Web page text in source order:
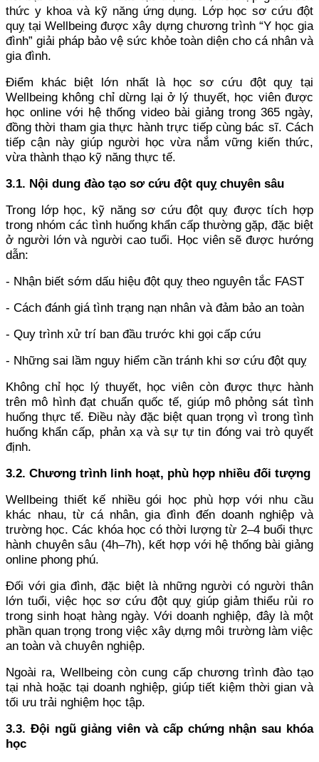
thức y khoa và kỹ năng ứng dụng. Lớp học sơ cứu đột
quỵ tại Wellbeing được xây dựng chương trình “Y học gia
đình” giải pháp bảo vệ sức khỏe toàn diện cho cá nhân và
gia đình.
Điểm khác biệt lớn nhất là học sơ cứu đột quỵ tại
Wellbeing không chỉ dừng lại ở lý thuyết, học viên được
học online với hệ thống video bài giảng trong 365 ngày,
đồng thời tham gia thực hành trực tiếp cùng bác sĩ. Cách
tiếp cận này giúp người học vừa nắm vững kiến thức,
vừa thành thạo kỹ năng thực tế.
3.1. Nội dung đào tạo sơ cứu đột quỵ chuyên sâu
Trong lớp học, kỹ năng sơ cứu đột quỵ được tích hợp
trong nhóm các tình huống khẩn cấp thường gặp, đặc biệt
ở người lớn và người cao tuổi. Học viên sẽ được hướng
dẫn:
- Nhận biết sớm dấu hiệu đột quỵ theo nguyên tắc FAST
- Cách đánh giá tình trạng nạn nhân và đảm bảo an toàn
- Quy trình xử trí ban đầu trước khi gọi cấp cứu
- Những sai lầm nguy hiểm cần tránh khi sơ cứu đột quỵ
Không chỉ học lý thuyết, học viên còn được thực hành
trên mô hình đạt chuẩn quốc tế, giúp mô phỏng sát tình
huống thực tế. Điều này đặc biệt quan trọng vì trong tình
huống khẩn cấp, phản xạ và sự tự tin đóng vai trò quyết
định.
3.2. Chương trình linh hoạt, phù hợp nhiều đối tượng
Wellbeing thiết kế nhiều gói học phù hợp với nhu cầu
khác nhau, từ cá nhân, gia đình đến doanh nghiệp và
trường học. Các khóa học có thời lượng từ 2–4 buổi thực
hành chuyên sâu (4h–7h), kết hợp với hệ thống bài giảng
online phong phú.
Đối với gia đình, đặc biệt là những người có người thân
lớn tuổi, việc học sơ cứu đột quỵ giúp giảm thiểu rủi ro
trong sinh hoạt hàng ngày. Với doanh nghiệp, đây là một
phần quan trọng trong việc xây dựng môi trường làm việc
an toàn và chuyên nghiệp.
Ngoài ra, Wellbeing còn cung cấp chương trình đào tạo
tại nhà hoặc tại doanh nghiệp, giúp tiết kiệm thời gian và
tối ưu trải nghiệm học tập.
3.3. Đội ngũ giảng viên và cấp chứng nhận sau khóa
học